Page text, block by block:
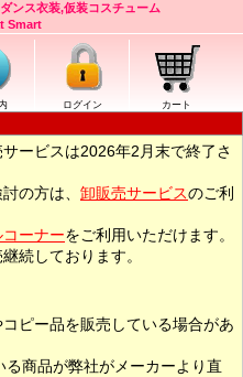
ンス衣装,仮装コスチューム
Smart
ログイン カート
ービスは2026年2月末で終了さ
の方は、 卸販売サービスのご利
ーナーをご利用いただけます。
続しております。
ピー品を販売している場合があ
る商品が弊社がメーカーより直